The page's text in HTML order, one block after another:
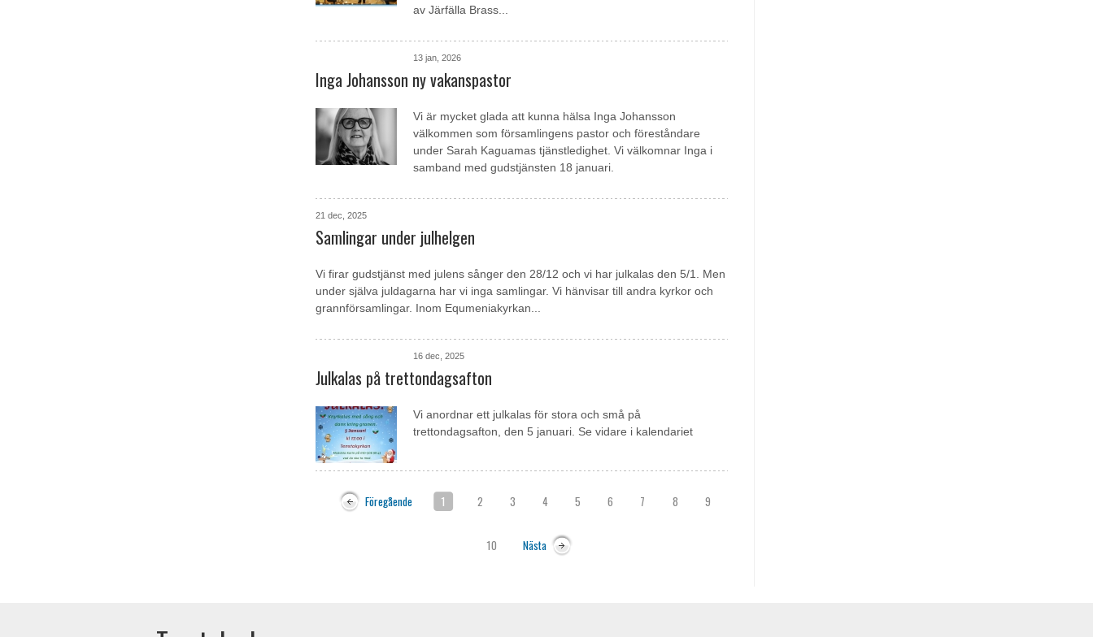
av Järfälla Brass...
13 jan, 2026
Inga Johansson ny vakanspastor
Vi är mycket glada att kunna hälsa Inga Johansson
välkommen som församlingens pastor och föreståndare
under Sarah Kaguamas tjänstledighet. Vi välkomnar Inga i
samband med gudstjänsten 18 januari.
21 dec, 2025
Samlingar under julhelgen
Vi firar gudstjänst med julens sånger den 28/12 och vi har julkalas den 5/1. Men
under själva juldagarna har vi inga samlingar. Vi hänvisar till andra kyrkor och
grannförsamlingar. Inom Equmeniakyrkan...
16 dec, 2025
Julkalas på trettondagsafton
Vi anordnar ett julkalas för stora och små på
trettondagsafton, den 5 januari. Se vidare i kalendariet
Föregående 1 2 3 4 5 6 7 8 9
10 Nästa